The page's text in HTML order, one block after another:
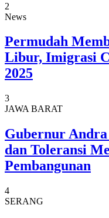
2
News
Permudah
Libur, Imigrasi
2025
3
JAWA BARAT
Gubernur
dan Toleransi
Pembangunan
4
SERANG